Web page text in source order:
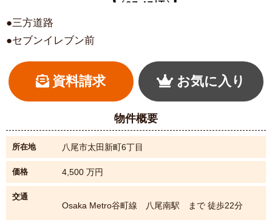
【間取り】
●三方道路
●セブンイレブン前
資料請求 お気に入り
物件概要
所在地 八尾市太田新町6丁目
価格 4,500 万円
交通
Osaka Metro谷町線 八尾南駅 まで 徒歩22分